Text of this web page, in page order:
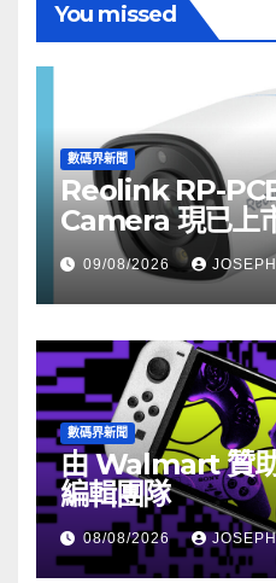
You missed
數碼界新聞
Reolink RP-
Camera 現已上
HK$722
09/08/2026 JOSEPH
數碼界新聞
由 Walmart 贊
編輯團隊
08/08/2026 JOSEPH